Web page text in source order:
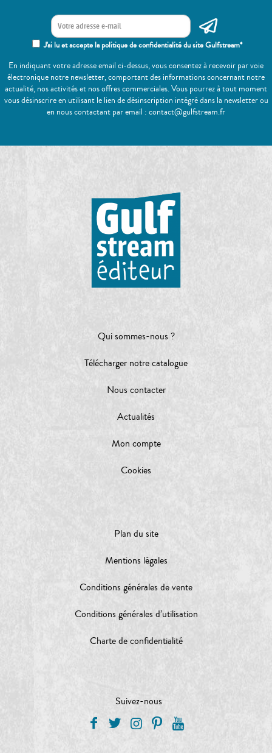
J'ai lu et accepte la politique de confidentialité du site Gulfstream*
En indiquant votre adresse email ci-dessus, vous consentez à recevoir par voie
électronique notre newsletter, comportant des informations concernant notre
actualité, nos activités et nos offres commerciales. Vous pourrez à tout moment
vous désinscrire en utilisant le lien de désinscription intégré dans la newsletter ou
en nous contactant par email : contact@gulfstream.fr
Qui sommes-nous ?
Télécharger notre catalogue
Nous contacter
Actualités
Mon compte
Cookies
Plan du site
Mentions légales
Conditions générales de vente
Conditions générales d’utilisation
Charte de confidentialité
Suivez-nous